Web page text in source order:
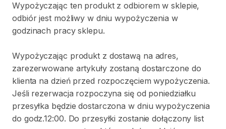
Wypożyczając ten produkt z odbiorem w sklepie,
odbiór jest możliwy w dniu wypożyczenia w
godzinach pracy sklepu.
Wypożyczając produkt z dostawą na adres,
zarezerwowane artykuły zostaną dostarczone do
klienta na dzień przed rozpoczęciem wypożyczenia.
Jeśli rezerwacja rozpoczyna się od poniedziałku
przesyłka będzie dostarczona w dniu wypożyczenia
do godz.12:00. Do przesyłki zostanie dołączony list